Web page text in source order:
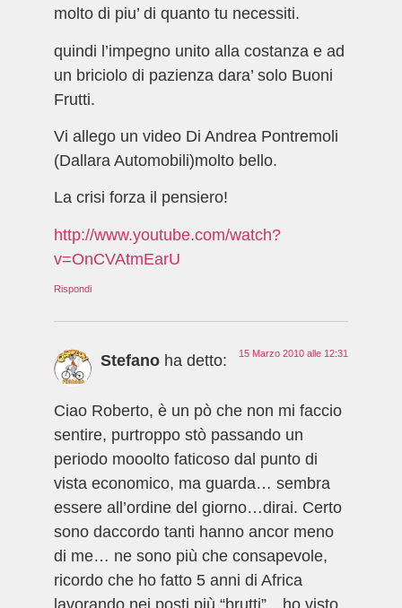
molto di piu’ di quanto tu necessiti.
quindi l’impegno unito alla costanza e ad
un briciolo di pazienza dara’ solo Buoni
Frutti.
Vi allego un video Di Andrea Pontremoli
(Dallara Automobili)molto bello.
La crisi forza il pensiero!
http://www.youtube.com/watch?
v=OnCVAtmEarU
Rispondi
Stefano ha detto: 15 Marzo 2010 alle 12:31
Ciao Roberto, è un pò che non mi faccio
sentire, purtroppo stò passando un
periodo mooolto faticoso dal punto di
vista economico, ma guarda… sembra
essere all’ordine del giorno…dirai. Certo
sono daccordo tanti hanno ancor meno
di me… ne sono più che consapevole,
ricordo che ho fatto 5 anni di Africa